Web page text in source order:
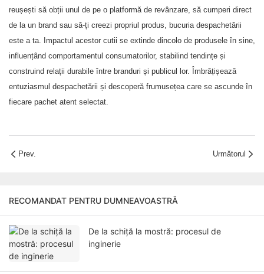
reușești să obții unul de pe o platformă de revânzare, să cumperi direct
de la un brand sau să-ți creezi propriul produs, bucuria despachetării
este a ta. Impactul acestor cutii se extinde dincolo de produsele în sine,
influențând comportamentul consumatorilor, stabilind tendințe și
construind relații durabile între branduri și publicul lor. Îmbrățișează
entuziasmul despachetării și descoperă frumusețea care se ascunde în
fiecare pachet atent selectat.
Prev. Următorul
RECOMANDAT PENTRU DUMNEAVOASTRĂ
De la schiță la mostră: procesul de
inginerie